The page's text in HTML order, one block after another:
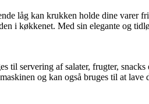
låg kan krukken holde dine varer
i køkkenet. Med sin elegante og
til servering af salater, frugter,
og kan også bruges til at